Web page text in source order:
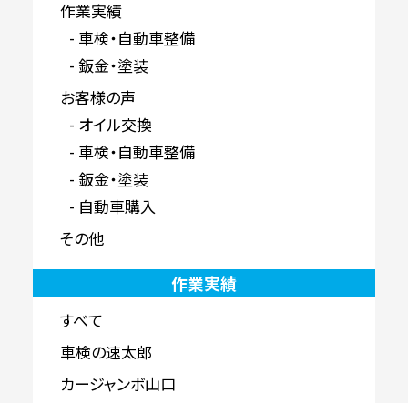
作業実績
車検・自動車整備
鈑金・塗装
お客様の声
オイル交換
車検・自動車整備
鈑金・塗装
自動車購入
その他
作業実績
すべて
車検の速太郎
カージャンボ山口